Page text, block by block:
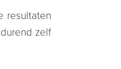
resultaten
zelf